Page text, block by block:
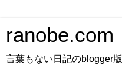
ranobe.com
言葉もない日記のblogger版